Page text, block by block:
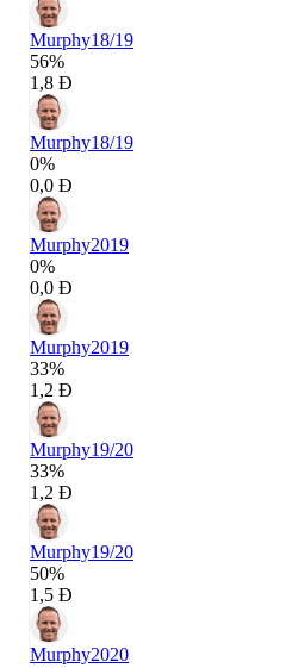
Murphy18/19
56%
1,8 Đ
Murphy18/19
0%
0,0 Đ
Murphy2019
0%
0,0 Đ
Murphy2019
33%
1,2 Đ
Murphy19/20
33%
1,2 Đ
Murphy19/20
50%
1,5 Đ
Murphy2020